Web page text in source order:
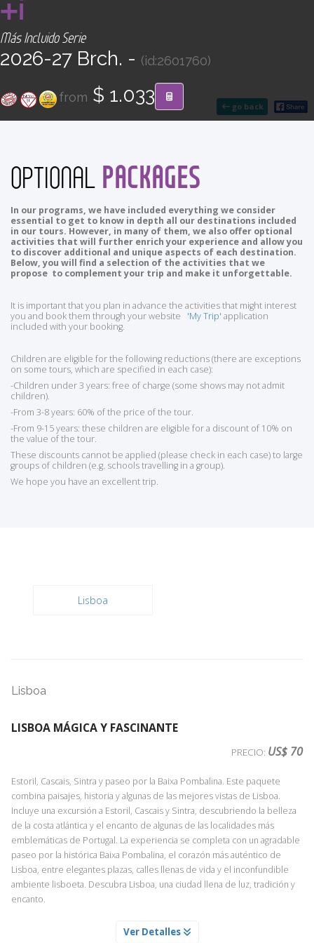
go back
+i
Más Incluido Serie
2026-27 Brch. - (id:2601760)
from $ 1.033
OPTIONAL PACKAGES
In our programs, we have included everything we consider
essential to get to know in depth all our destinations included
in our tours. However, in many of them, we also offer optional
activities that will further enrich your experience and allow you
to discover additional and unique aspects of each destination.
Below, you will find a selection of the activities that we
propose to complement your trip and make it unforgettable.
It is important that you plan in advance the activities that might interest
you and book them through your website 'My Trip' application
included with your booking.
Children are eligible for the following reductions (there are exceptions
on some tours, which are specified in each case):
-Children under 3 years: free of charge (some shows may not admit
children).
-From 3-8 years: 60% of the price of the tour.
-From 9-15 years: these children are eligible for a discount of 10% on
the value of the tour.
These discounts cannot be applied (please check in each case) to large
groups of children (e.g. schools travelling in a group).
We hope you have an excellent trip.
Lisboa
Lisboa
LISBOA MÁGICA Y FASCINANTE
PRECIO: US$ 70
Estoril, Cascais, Sintra y paseo por la Baixa Pombalina. Este paquete
combina paisajes, historia y algunas de las mejores vistas de Lisboa.
Incluye una excursión a Estoril, Cascais y Sintra, descubriendo la belleza
de la costa atlántica y el encanto de algunas de las localidades más
emblemáticas de Portugal. La experiencia se completa con un agradable
paseo por la histórica Baixa Pombalina, el corazón más auténtico de
Lisboa, entre elegantes plazas, calles llenas de vida y el inconfundible
ambiente lisboeta. Descubra Lisboa, una ciudad llena de luz, tradición y
encanto.
PASEO POR LAS BELLAS PLAZAS Y LA BAJA POMBALINA
Ver Detalles